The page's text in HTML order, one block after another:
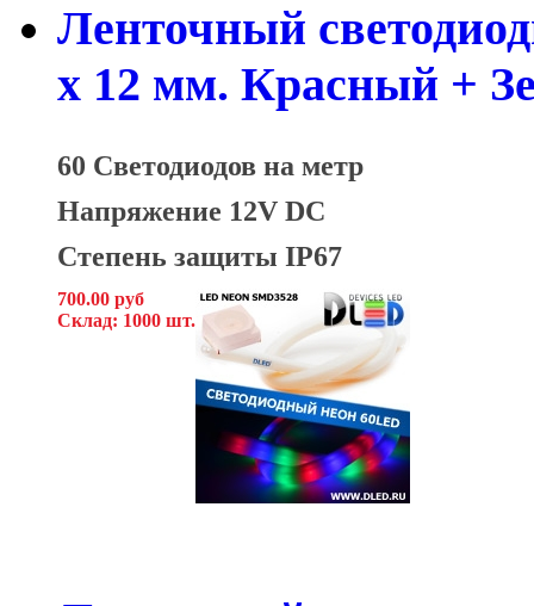
Ленточный
x 12 мм. Красный +
60 Светодиодов на метр
Напряжение 12V DC
Степень защиты IP67
700.00 руб
Склад: 1000 шт.